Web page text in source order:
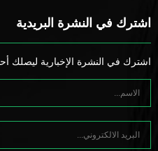
اشترك في النشرة البريدية
اشترك في النشرة الإخبارية ليصلك